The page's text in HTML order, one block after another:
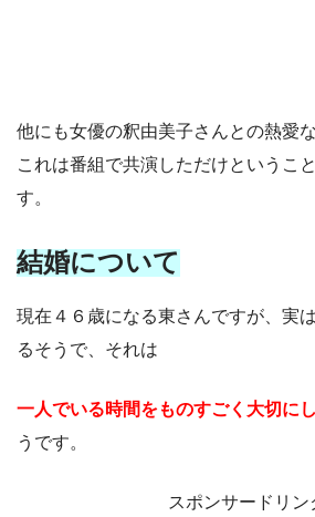
他にも女優の釈由美子さんとの熱愛
これは番組で共演しただけというこ
す。
結婚について
現在４６歳になる東さんですが、実
るそうで、それは
一人でいる時間をものすごく大切に
うです。
スポンサードリン